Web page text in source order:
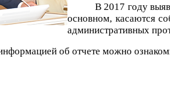
В 2017 году
основном, касаются
административных
об отчете можно